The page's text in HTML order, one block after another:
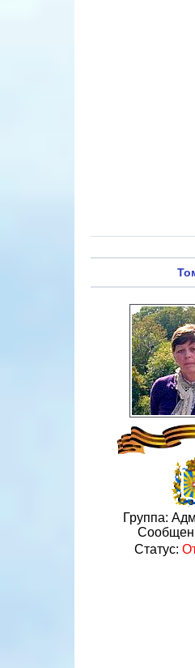
Группа:
Статус: